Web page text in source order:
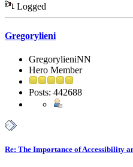
Logged
Gregorylieni
GregorylieniNN
Hero Member
Posts: 442688
Re: The Importance of Accessibility